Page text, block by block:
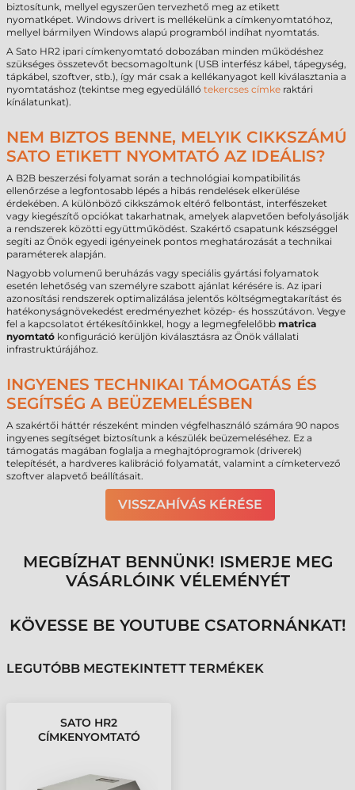
biztosítunk, mellyel egyszerűen tervezhető meg az etikett
nyomatképet. Windows drivert is mellékelünk a címkenyomtatóhoz,
mellyel bármilyen Windows alapú programból indíhat nyomtatás.
A Sato HR2 ipari címkenyomtató dobozában minden működéshez
szükséges összetevőt becsomagoltunk (USB interfész kábel, tápegység,
tápkábel, szoftver, stb.), így már csak a kellékanyagot kell kiválasztania a
nyomtatáshoz (tekintse meg egyedülálló tekercses címke raktári
kínálatunkat).
NEM BIZTOS BENNE, MELYIK CIKKSZÁMÚ
SATO ETIKETT NYOMTATÓ AZ IDEÁLIS?
A B2B beszerzési folyamat során a technológiai kompatibilitás
ellenőrzése a legfontosabb lépés a hibás rendelések elkerülése
érdekében. A különböző cikkszámok eltérő felbontást, interfészeket
vagy kiegészítő opciókat takarhatnak, amelyek alapvetően befolyásolják
a rendszerek közötti együttműködést. Szakértő csapatunk készséggel
segíti az Önök egyedi igényeinek pontos meghatározását a technikai
paraméterek alapján.
Nagyobb volumenű beruházás vagy speciális gyártási folyamatok
esetén lehetőség van személyre szabott ajánlat kérésére is. Az ipari
azonosítási rendszerek optimalizálása jelentős költségmegtakarítást és
hatékonyságnövekedést eredményezhet közép- és hosszútávon. Vegye
fel a kapcsolatot értékesítőinkkel, hogy a legmegfelelőbb matrica
nyomtató konfiguráció kerüljön kiválasztásra az Önök vállalati
infrastruktúrájához.
INGYENES TECHNIKAI TÁMOGATÁS ÉS
SEGÍTSÉG A BEÜZEMELÉSBEN
A szakértői háttér részeként minden végfelhasználó számára 90 napos
ingyenes segítséget biztosítunk a készülék beüzemeléséhez. Ez a
támogatás magában foglalja a meghajtóprogramok (driverek)
telepítését, a hardveres kalibráció folyamatát, valamint a címketervező
szoftver alapvető beállításait.
VISSZAHÍVÁS KÉRÉSE
MEGBÍZHAT BENNÜNK! ISMERJE MEG
VÁSÁRLÓINK VÉLEMÉNYÉT
KÖVESSE BE YOUTUBE CSATORNÁNKAT!
LEGUTÓBB MEGTEKINTETT TERMÉKEK
SATO HR2
CÍMKENYOMTATÓ